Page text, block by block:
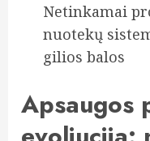
Netinkamai
nuotekų
gilios balos
Apsaugos